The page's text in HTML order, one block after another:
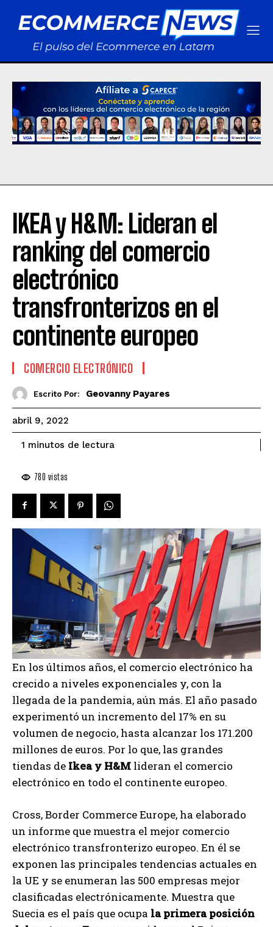
IKEA y H&M: Lideran el
ranking del comercio
electrónico
transfronterizos en el
continente europeo
COMERCIO ELECTRÓNICO
Escrito Por: Geovanny Payares
abril 9, 2022
1 minutos de lectura
780 vistas
En los últimos años, el comercio electrónico ha
crecido a niveles exponenciales y, con la
llegada de la pandemia, aún más. El año pasado
experimentó un incremento del 17% en su
volumen de negocio, hasta alcanzar los 171.200
millones de euros. Por lo que, las grandes
tiendas de Ikea y H&M lideran el comercio
electrónico en todo el continente europeo.
Cross, Border Commerce Europe, ha elaborado
un informe que muestra el mejor comercio
electrónico transfronterizo europeo. En él se
exponen las principales tendencias actuales en
la UE y se enumeran las 500 empresas mejor
clasificadas electrónicamente. Muestra que
Suecia es el país que ocupa la primera posición